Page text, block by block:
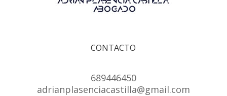
CONTACTO
689446450
adrianplasenciacastilla@gmail.com